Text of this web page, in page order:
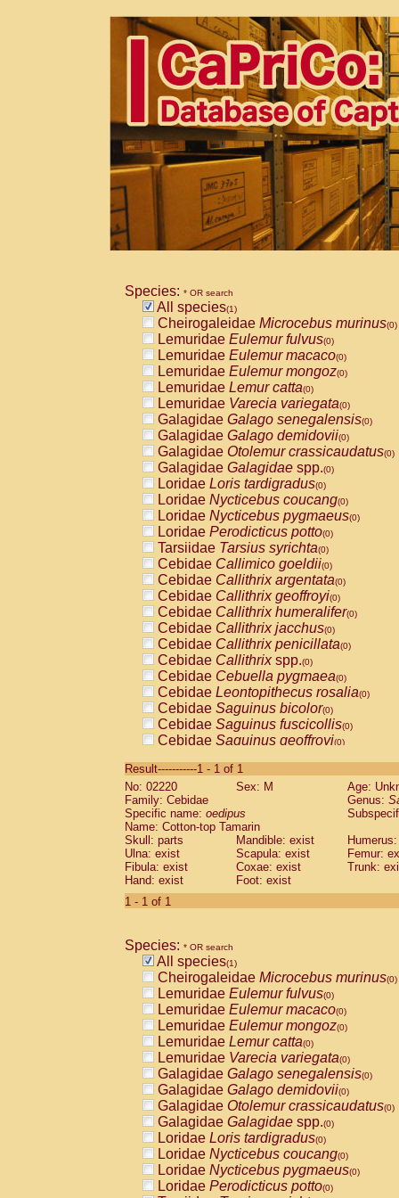
Species: * OR search
All species(1)
Cheirogaleidae Microcebus murinus(0)
Lemuridae Eulemur fulvus(0)
Lemuridae Eulemur macaco(0)
Lemuridae Eulemur mongoz(0)
Lemuridae Lemur catta(0)
Lemuridae Varecia variegata(0)
Galagidae Galago senegalensis(0)
Galagidae Galago demidovii(0)
Galagidae Otolemur crassicaudatus(0)
Galagidae Galagidae spp.(0)
Loridae Loris tardigradus(0)
Loridae Nycticebus coucang(0)
Loridae Nycticebus pygmaeus(0)
Loridae Perodicticus potto(0)
Tarsiidae Tarsius syrichta(0)
Cebidae Callimico goeldii(0)
Cebidae Callithrix argentata(0)
Cebidae Callithrix geoffroyi(0)
Cebidae Callithrix humeralifer(0)
Cebidae Callithrix jacchus(0)
Cebidae Callithrix penicillata(0)
Cebidae Callithrixspp.(0)
Cebidae Cebuella pygmaea(0)
Cebidae Leontopithecus rosalia(0)
Cebidae Saguinus bicolor(0)
Cebidae Saguinus fuscicollis(0)
Cebidae Saguinus geoffroyi(0)
CebidaeSaguinus labiatus(0)
Cebidae Saguinus leucopus (0)
Cebidae
CebidaeSaguinus mystax
Cebidae Saguinus nigricollis (0)
Cebidae Saguinus oedipus
Cebidae Saguinus weddelli
Cebidae Saguinusspp.
Cebidae
CebidaeCebus capucinus
CebidaeCebus nigrivittatus
CebidaeCebus spp.(0)
CebidaeSaimiri boliviensis(0)
CebidaeSaimiri sciureus(0)
AtelidaeAlouatta caraya(0)
AtelidaeAlouatta fusca(0)
AtelidaeAlouatta seniculus(0)
AtelidaeAlouattaspp.(0)
AtelidaeAteles belzebuth(0)
AtelidaeAteles geoffroyi(0)
AtelidaeAteles paniscus(0)
AtelidaeAtelesspp.(0)
AtelidaeLagothrix lagothricha(0)
AtelidaeLagothrix lagothricha cana
PitheciidaeCacajao calvus
Result-----------1 - 1 of 1
No: 02220
Sex: M
Age:
Family: Cebidae
Genus:
Specific name: oedipus
Name: Cotton-top Tamarin
Skull: parts
Mandible: exist
Ulna: exist
Scapula: exist
Femur:
Fibula: exist
Coxae: exist
Trunk:
Hand: exist
Foot: exist
1 - 1 of 1
Species: * OR search
All species(1)
Cheirogaleidae Microcebus murinus(0)
Lemuridae Eulemur fulvus(0)
Lemuridae Eulemur macaco(0)
Lemuridae Eulemur mongoz(0)
Lemuridae Lemur catta(0)
Lemuridae Varecia variegata(0)
Galagidae Galago senegalensis(0)
Galagidae Galago demidovii(0)
Galagidae Otolemur crassicaudatus(0)
Galagidae Galagidae spp.(0)
Loridae Loris tardigradus(0)
Loridae Nycticebus coucang(0)
Loridae Nycticebus pygmaeus(0)
Loridae Perodicticus potto(0)